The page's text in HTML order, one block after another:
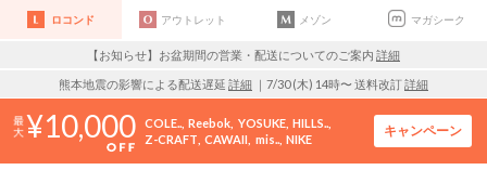
ロコンド アウトレット メゾン マガシーク
【お知らせ】お盆期間の営業・配送についてのご案内 詳細
熊本地震の影響による配送遅延 詳細 ｜7/30 (木) 14時〜 送料改訂詳細
10,000 COLE.. Reebok YOSUKE HILLS..
Z-CRAFT CAWAII mis.. NIKE
キャンペーン